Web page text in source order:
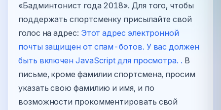
«Бадминтонист года 2018». Для того, чтобы
поддержать спортсменку присылайте свой
голос на адрес: Этот адрес электронной
почты защищен от спам-ботов. У вас должен
быть включен JavaScript для просмотра. . В
письме, кроме фамилии спортсмена, просим
указать свою фамилию и имя, и по
возможности прокомментировать свой